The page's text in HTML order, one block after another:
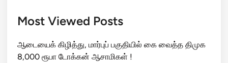
Most Viewed Posts
ஆடையைக் கிழித்து, மார்புப் பகுதியில் கை வைத்த திமுக
8,000 ரூபா டோக்கன் ஆசாமிகள் !